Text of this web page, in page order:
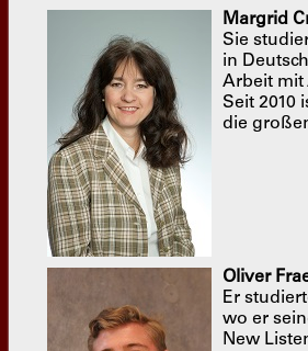
Margrid
Sie
in
Arbeit mit
Seit 2010
die
Oliver
Er
wo er
New